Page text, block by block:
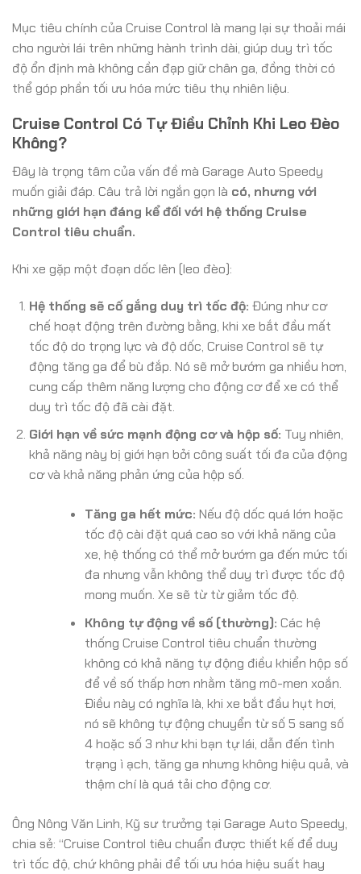
Mục tiêu chính của Cruise Control là mang lại sự thoải mái
cho người lái trên những hành trình dài, giúp duy trì tốc
độ ổn định mà không cần đạp giữ chân ga, đồng thời có
thể góp phần tối ưu hóa mức tiêu thụ nhiên liệu.
Cruise Control Có Tự Điều Chỉnh Khi Leo Đèo
Không?
Đây là trọng tâm của vấn đề mà Garage Auto Speedy
muốn giải đáp. Câu trả lời ngắn gọn là có, nhưng với
những giới hạn đáng kể đối với hệ thống Cruise
Control tiêu chuẩn.
Khi xe gặp một đoạn dốc lên (leo đèo):
Hệ thống sẽ cố gắng duy trì tốc độ: Đúng như cơ
chế hoạt động trên đường bằng, khi xe bắt đầu mất
tốc độ do trọng lực và độ dốc, Cruise Control sẽ tự
động tăng ga để bù đắp. Nó sẽ mở bướm ga nhiều hơn,
cung cấp thêm năng lượng cho động cơ để xe có thể
duy trì tốc độ đã cài đặt.
Giới hạn về sức mạnh động cơ và hộp số: Tuy nhiên,
khả năng này bị giới hạn bởi công suất tối đa của động
cơ và khả năng phản ứng của hộp số.
Tăng ga hết mức: Nếu độ dốc quá lớn hoặc
tốc độ cài đặt quá cao so với khả năng của
xe, hệ thống có thể mở bướm ga đến mức tối
đa nhưng vẫn không thể duy trì được tốc độ
mong muốn. Xe sẽ từ từ giảm tốc độ.
Không tự động về số (thường): Các hệ
thống Cruise Control tiêu chuẩn thường
không có khả năng tự động điều khiển hộp số
để về số thấp hơn nhằm tăng mô-men xoắn.
Điều này có nghĩa là, khi xe bắt đầu hụt hơi,
nó sẽ không tự động chuyển từ số 5 sang số
4 hoặc số 3 như khi bạn tự lái, dẫn đến tình
trạng ì ạch, tăng ga nhưng không hiệu quả, và
thậm chí là quá tải cho động cơ.
Ông Nông Văn Linh, Kỹ sư trưởng tại Garage Auto Speedy,
chia sẻ: “Cruise Control tiêu chuẩn được thiết kế để duy
trì tốc độ, chứ không phải để tối ưu hóa hiệu suất hay